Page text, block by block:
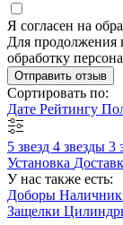
Я согласен на
Для продолжения
обработку
Отправить отзыв
Сортировать по:
Дате Рейтингу
5 звезд 4 звезды 3
Установка
У нас также есть:
Доборы
Защелки